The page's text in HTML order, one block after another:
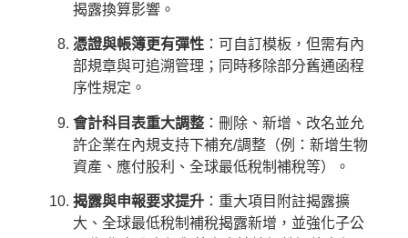
揭露換算影響。
憑證與帳簿更有彈性 ：可自訂模板，但需有內
部規章與可追溯管理；同時移除部分舊通函程
序性規定。
會計科目表重大調整 ：刪除、新增、改名並允
許企業在內規支持下補充/調整（例：新增生物
資產、應付股利、全球最低稅制補稅等）。
揭露與申報要求提升 ：重大項目附註揭露擴
大、全球最低稅制補稅揭露新增，並強化子公